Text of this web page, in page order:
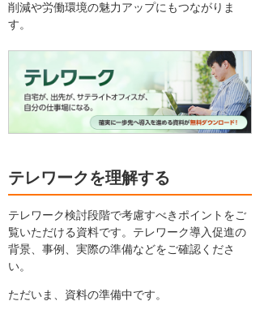
削減や労働環境の魅力アップにもつながりま
す。
テレワークを理解する
テレワーク検討段階で考慮すべきポイントをご
覧いただける資料です。テレワーク導入促進の
背景、事例、実際の準備などをご確認くださ
い。
ただいま、資料の準備中です。